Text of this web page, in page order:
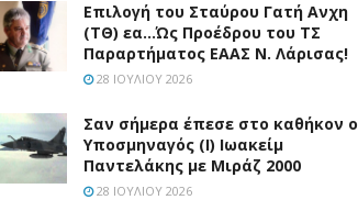
Επιλογή του Σταύρου Γατή Ανχη
(ΤΘ) εα…Ώς Προέδρου του ΤΣ
Παραρτήματος ΕΑΑΣ Ν. Λάρισας!
28 ΙΟΥΛΊΟΥ 2026
Σαν σήμερα έπεσε στο καθήκον ο
Υποσμηναγός (Ι) Ιωακείμ
Παντελάκης με Μιράζ 2000
28 ΙΟΥΛΊΟΥ 2026